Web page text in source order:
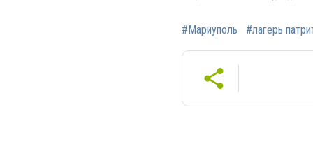
#Мариуполь #лагерь